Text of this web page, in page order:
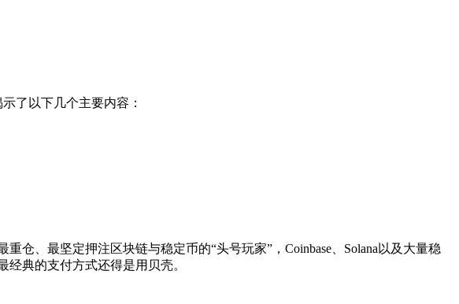
了以下几个主要内容：
仓、最坚定押注区块链与稳定币的“头号玩家”，Coinbase、Solana以及大量稳
典的支付方式还得是用贝壳。